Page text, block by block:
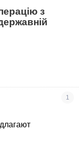
з
1